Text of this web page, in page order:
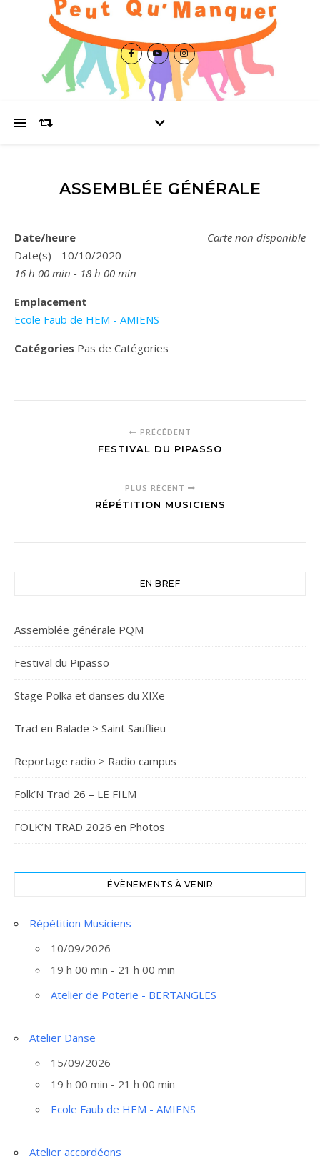
ASSEMBLÉE GÉNÉRALE
Carte non disponible
Date/heure
Date(s) - 10/10/2020
16 h 00 min - 18 h 00 min
Emplacement
Ecole Faub de HEM - AMIENS
Catégories Pas de Catégories
PRÉCÉDENT
FESTIVAL DU PIPASSO
PLUS RÉCENT
RÉPÉTITION MUSICIENS
EN BREF
Assemblée générale PQM
Festival du Pipasso
Stage Polka et danses du XIXe
Trad en Balade > Saint Sauflieu
Reportage radio > Radio campus
Folk’N Trad 26 – LE FILM
FOLK’N TRAD 2026 en Photos
ÉVÈNEMENTS À VENIR
Répétition Musiciens
10/09/2026
19 h 00 min - 21 h 00 min
Atelier de Poterie - BERTANGLES
Atelier Danse
15/09/2026
19 h 00 min - 21 h 00 min
Ecole Faub de HEM - AMIENS
Atelier accordéons